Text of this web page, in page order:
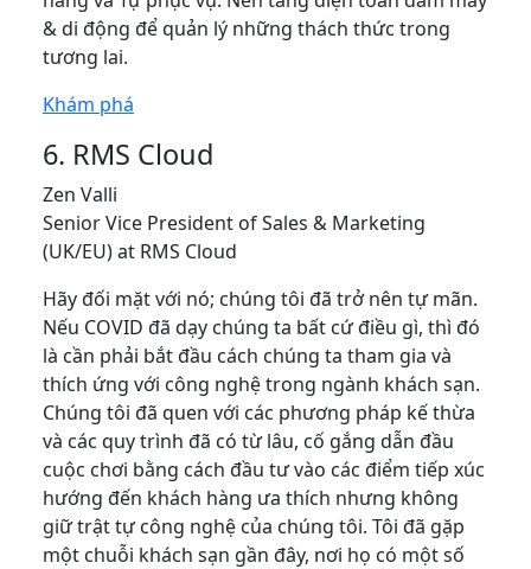
& di động để quản lý những thách thức trong
tương lai.
Khám phá
6. RMS Cloud
Zen Valli
Senior Vice President of Sales & Marketing
(UK/EU) at RMS Cloud
Hãy đối mặt với nó; chúng tôi đã trở nên tự mãn.
Nếu COVID đã dạy chúng ta bất cứ điều gì, thì đó
là cần phải bắt đầu cách chúng ta tham gia và
thích ứng với công nghệ trong ngành khách sạn.
Chúng tôi đã quen với các phương pháp kế thừa
và các quy trình đã có từ lâu, cố gắng dẫn đầu
cuộc chơi bằng cách đầu tư vào các điểm tiếp xúc
hướng đến khách hàng ưa thích nhưng không
giữ trật tự công nghệ của chúng tôi. Tôi đã gặp
một chuỗi khách sạn gần đây, nơi họ có một số